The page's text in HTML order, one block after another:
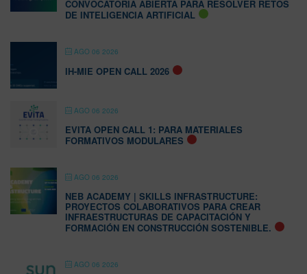
CONVOCATORIA ABIERTA PARA RESOLVER RETOS
DE INTELIGENCIA ARTIFICIAL
AGO 06 2026
IH-MIE OPEN CALL 2026
AGO 06 2026
EVITA OPEN CALL 1: PARA MATERIALES
FORMATIVOS MODULARES
AGO 06 2026
NEB ACADEMY | SKILLS INFRASTRUCTURE:
PROYECTOS COLABORATIVOS PARA CREAR
INFRAESTRUCTURAS DE CAPACITACIÓN Y
FORMACIÓN EN CONSTRUCCIÓN SOSTENIBLE.
AGO 06 2026